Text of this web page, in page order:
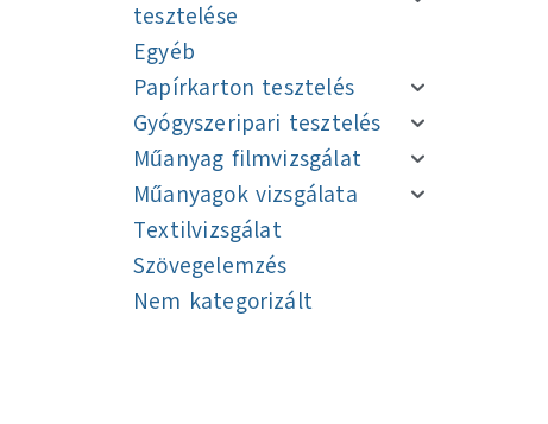
tesztelése
Egyéb
Papírkarton tesztelés
Gyógyszeripari tesztelés
Műanyag filmvizsgálat
Műanyagok vizsgálata
Textilvizsgálat
Szövegelemzés
Nem kategorizált